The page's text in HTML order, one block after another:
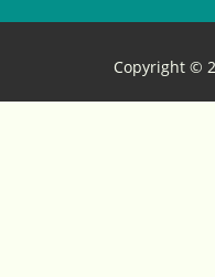
Copyright ©